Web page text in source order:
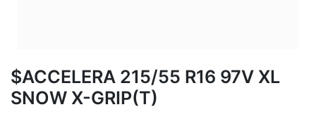
$ACCELERA 215/55 R16 97V XL
SNOW X-GRIP(T)